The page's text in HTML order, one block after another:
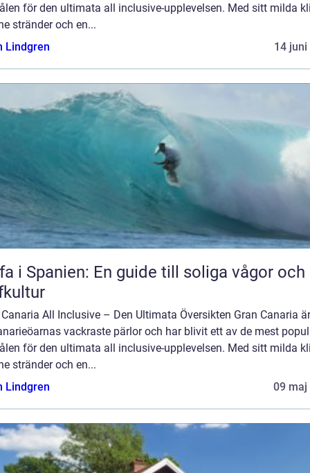
för den ultimata all inclusive-upplevelsen. Med sitt milda
stränder och en...
Lindgren
14 juni
i Spanien: En guide till soliga vågor och
All Inclusive – Den Ultimata Översikten Gran Canaria
vackraste pärlor och har blivit ett av de mest
för den ultimata all inclusive-upplevelsen. Med sitt milda
stränder och en...
Lindgren
09 maj